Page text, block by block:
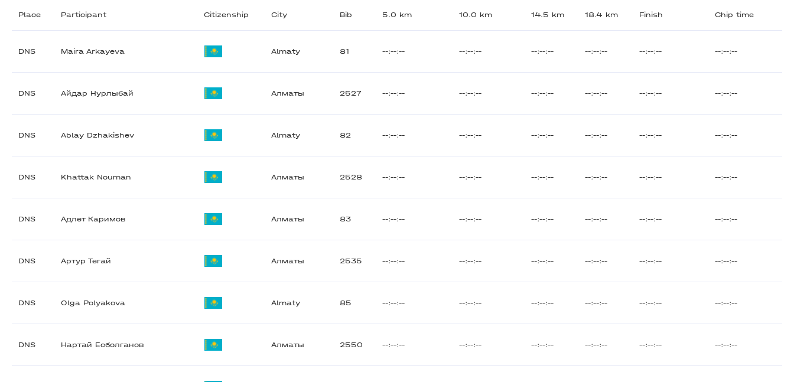
Place Participant Citizenship City Bib 5.0 km 10.0 km 14.5 km 18.4 km Finish Chip time
DNS Maira Arkayeva Almaty 81 --:--:-- --:--:-- --:--:-- --:--:-- --:--:-- --:--:--
DNS Айдар Нурлыбай Алматы 2527 --:--:-- --:--:-- --:--:-- --:--:-- --:--:-- --:--:--
DNS Ablay Dzhakishev Almaty 82 --:--:-- --:--:-- --:--:-- --:--:-- --:--:-- --:--:--
DNS Khattak Nouman Алматы 2528 --:--:-- --:--:-- --:--:-- --:--:-- --:--:-- --:--:--
DNS Адлет Каримов Алматы 83 --:--:-- --:--:-- --:--:-- --:--:-- --:--:-- --:--:--
DNS Артур Тегай Алматы 2535 --:--:-- --:--:-- --:--:-- --:--:-- --:--:-- --:--:--
DNS Olga Polyakova Almaty 85 --:--:-- --:--:-- --:--:-- --:--:-- --:--:-- --:--:--
DNS Нартай Есболганов Алматы 2550 --:--:-- --:--:-- --:--:-- --:--:-- --:--:-- --:--:--